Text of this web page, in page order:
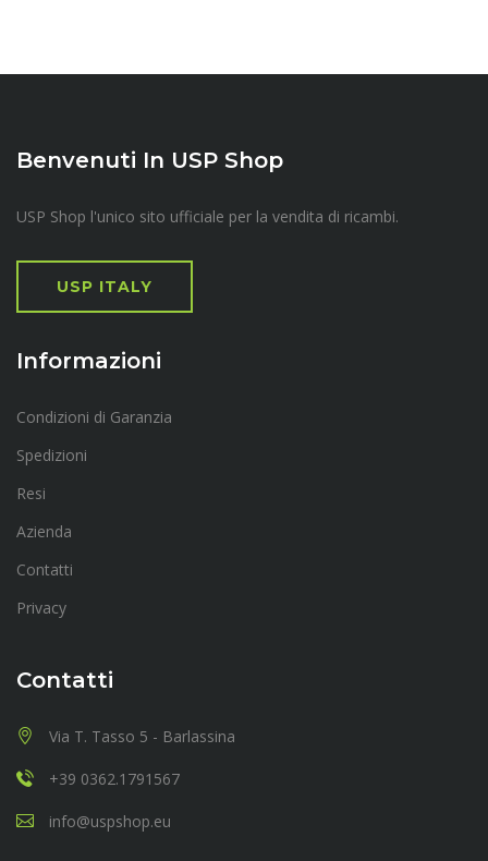
Benvenuti In USP Shop
USP Shop l'unico sito ufficiale per la vendita di ricambi.
USP ITALY
Informazioni
Condizioni di Garanzia
Spedizioni
Resi
Azienda
Contatti
Privacy
Contatti
Via T. Tasso 5 - Barlassina
+39 0362.1791567
info@uspshop.eu